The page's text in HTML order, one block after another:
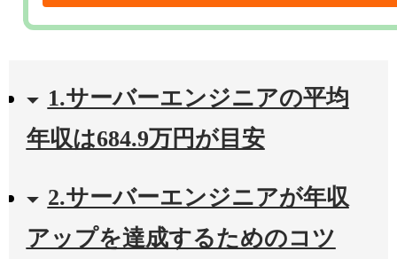
1.サーバーエンジニアの平均
年収は684.9万円が目安
2.サーバーエンジニアが年収
アップを達成するためのコツ